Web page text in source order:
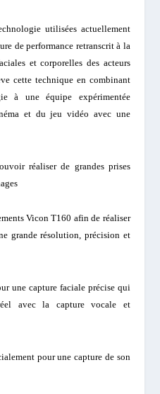
utilisées actuellement
de performance retranscrit à la
et corporelles des acteurs
cette technique en combinant
à une équipe expérimentée
et du jeu vidéo avec une
réaliser de grandes prises
Vicon T160 afin de réaliser
grande résolution, précision et
une capture faciale précise qui
avec la capture vocale et
pour une capture de son